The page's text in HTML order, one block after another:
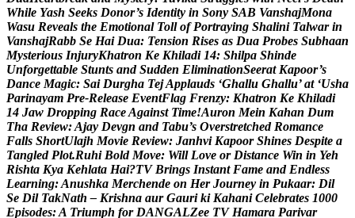
While Yash Seeks Donor’s Identity in Sony SAB VanshajMona
Wasu Reveals the Emotional Toll of Portraying Shalini Talwar in
VanshajRabb Se Hai Dua: Tension Rises as Dua Probes Subhaan
Mysterious InjuryKhatron Ke Khiladi 14: Shilpa Shinde
Unforgettable Stunts and Sudden EliminationSeerat Kapoor’s
Dance Magic: Sai Durgha TejApplauds ‘Ghallu Ghallu’ at ‘Usha
Parinayam Pre-Release EventFlag Frenzy: Khatron Ke Khiladi
14 Jaw Dropping RaceAgainst Time!Auron Mein Kahan Dum
Tha Review:Ajay Devgn and Tabu’s Overstretched Romance
Falls ShortUlajh Movie Review: Janhvi Kapoor Shines Despite a
Tangled Plot.Ruhi Bold Move: Will Love or Distance Win in Yeh
Rishta Kya Kehlata Hai?TV Brings Instant Fame and Endless
Learning:Anushka Merchende on Her Journey in Pukaar: Dil
Se Dil TakNath – Krishna aur Gauri ki Kahani Celebrates 1000
Episodes:A Triumph for DANGALZee TV Hamara Parivar